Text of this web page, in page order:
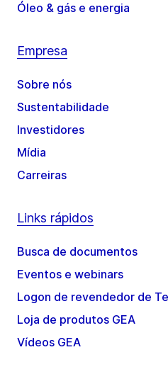
Óleo & gás e energia
Empresa
Sobre nós
Sustentabilidade
Investidores
Mídia
Carreiras
Links rápidos
Busca de documentos
Eventos e webinars
Logon de revendedor de
Loja de produtos GEA
Vídeos GEA